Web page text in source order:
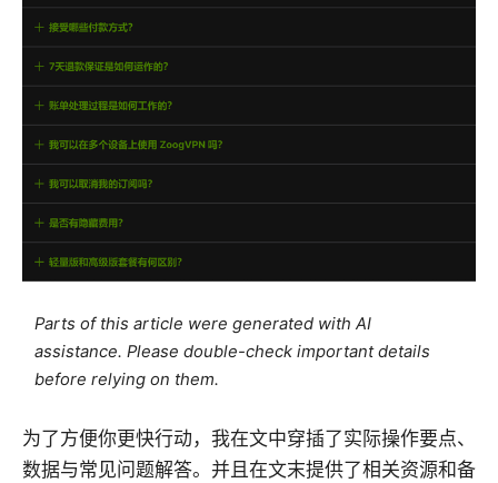
Parts of this article were generated with AI
assistance. Please double-check important details
before relying on them.
为了方便你更快行动，我在文中穿插了实际操作要点、
数据与常见问题解答。并且在文末提供了相关资源和备